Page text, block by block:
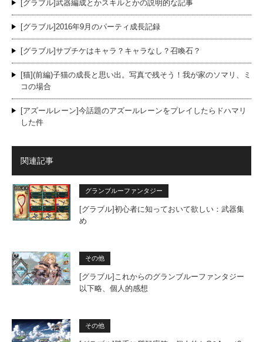
[グラブル]武器編成とかスキルとかの説明的な記事
[グラブル]2016年9月のパーティ成長記録
[グラブル]サプチケはキャラ？キャラなし？召喚石？
[猫](前編)子猫の成長と思い出。写真で残そう！我が家のソマリ、ミ
コの場合
[アズールレーン]今話題のアズールレーンをプレイしたらドハマリ
した件
関連記事
グランブルーファンタジー
[グラブル]初心者に知っておいて欲しい：武器集
め
その他
[グラブル]これからのグランブルーファンタジー
以下略、個人的感想
その他